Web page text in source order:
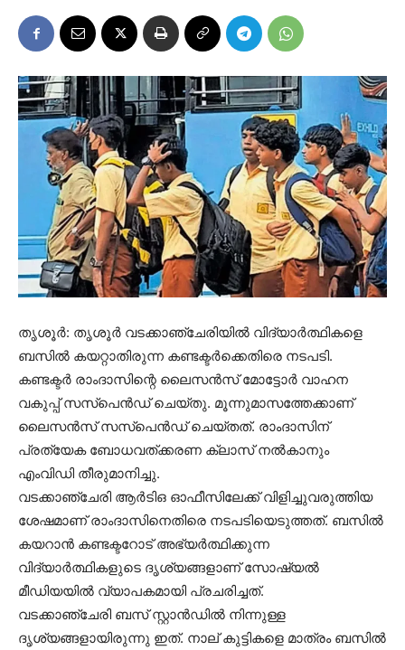
തൃശൂര്‍: തൃശൂര്‍ വടക്കാഞ്ചേരിയില്‍ വിദ്യാര്‍ത്ഥികളെ
ബസില്‍ കയറ്റാതിരുന്ന കണ്ടക്ടര്‍ക്കെതിരെ നടപടി.
കണ്ടക്ടര്‍ രാംദാസിന്റെ ലൈസന്‍സ് മോട്ടോര്‍ വാഹന
വകുപ്പ് സസ്‌പെന്‍ഡ് ചെയ്തു. മൂന്നുമാസത്തേക്കാണ്
ലൈസന്‍സ് സസ്‌പെന്‍ഡ് ചെയ്തത്. രാംദാസിന്
പ്രത്യേക ബോധവത്ക്കരണ ക്ലാസ് നല്‍കാനും
എംവിഡി തീരുമാനിച്ചു.
വടക്കാഞ്ചേരി ആര്‍ടിഒ ഓഫീസിലേക്ക് വിളിച്ചുവരുത്തിയ
ശേഷമാണ് രാംദാസിനെതിരെ നടപടിയെടുത്തത്. ബസില്‍
കയറാന്‍ കണ്ടക്ടറോട് അഭ്യര്‍ത്ഥിക്കുന്ന
വിദ്യാര്‍ത്ഥികളുടെ ദൃശ്യങ്ങളാണ് സോഷ്യല്‍
മീഡിയയില്‍ വ്യാപകമായി പ്രചരിച്ചത്.
വടക്കാഞ്ചേരി ബസ് സ്റ്റാന്‍ഡില്‍ നിന്നുള്ള
ദൃശ്യങ്ങളായിരുന്നു ഇത്. നാല് കുട്ടികളെ മാത്രം ബസില്‍